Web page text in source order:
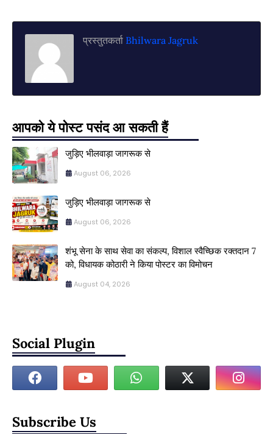
प्रस्तुतकर्ता Bhilwara Jagruk
आपको ये पोस्ट पसंद आ सकती हैं
जुड़िए भीलवाड़ा जागरूक से
August 06, 2026
जुड़िए भीलवाड़ा जागरूक से
August 06, 2026
शंभू सेना के साथ सेवा का संकल्प, विशाल स्वैच्छिक रक्तदान 7
को, विधायक कोठारी ने किया पोस्टर का विमोचन
August 04, 2026
Social Plugin
Subscribe Us